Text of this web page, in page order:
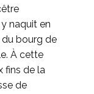
naquit en
du bourg de
À cette
fins de la
de